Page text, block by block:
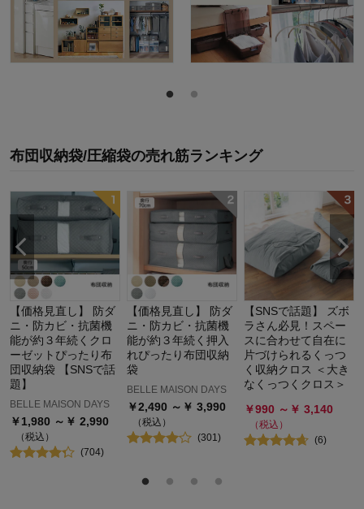
布団収納袋/圧縮袋の売れ筋ランキング
【価格見直し】 防ダ
ニ・防カビ・抗菌機
能が約３年続くクロ
ーゼットぴったり布
団収納袋 【SNSで話
題】
BELLE MAISON DAYS
￥1,980 ～￥ 2,990
（税込）
(704)
【価格見直し】 防ダ
ニ・防カビ・抗菌機
能が約３年続く押入
れぴったり布団収納
袋
BELLE MAISON DAYS
￥2,490 ～￥ 3,990
（税込）
(301 )
【SNSで話題】 ズボ
ラさん必見！スペー
スに合わせて自在に
片づけられるくっつ
く収納クロス ＜大き
なくっつくクロス＞
￥990 ～￥ 3,140
（税込）
(6)